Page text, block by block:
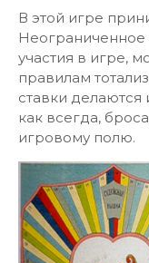
В этой игре
Неограниченное
участия в игре,
правилам
ставки
как всегда,
игровому полю.